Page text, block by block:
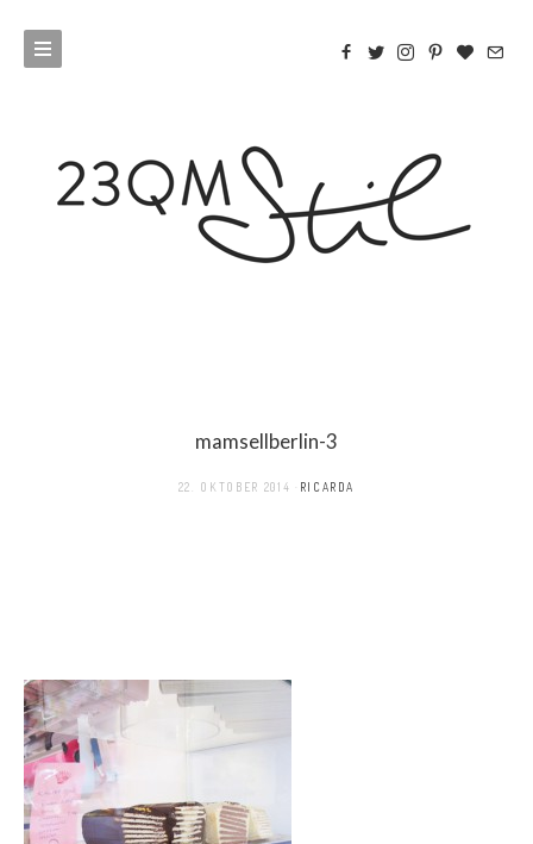
mamsellberlin-3
22. OKTOBER 2014 RICARDA